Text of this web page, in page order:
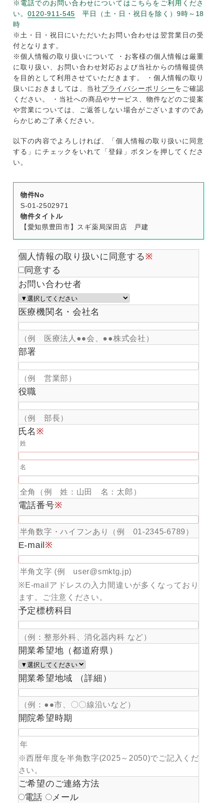
※電話でのお問い合わせについてはこちらをご利用くださ
い。 0120-911-545 平日（土・日・祝日を除く）9時～18
時
※土・日・祝日にいただいたお問い合わせは翌営業日の受
付となります。
※個人情報の取り扱いについて ・お客様の個人情報は厳重
に取り扱い、お問い合わせ対応および当社からの情報提供
を目的として利用させていただきます。 ・個人情報の取り
扱いにおきましては、当社プライバシーポリシーをご確認
ください。 ・当社への商品やサービス、物件などのご提案
や営業については、ご返答しない場合がございますのであ
らかじめご了承ください。
以下の内容でよろしければ、「個人情報の取り扱いに同意
する」にチェックをいれて「登録」ボタンを押してくださ
い。
物件No
S-01-2502971
物件タイトル
【愛知県豊田市】スギ薬局深田店 戸建
個人情報の取り扱いに同意する ※
同意する
お問い合わせ者
医療機関名・会社名
（例 医療法人●●会、●●株式会社）
部署
（例 営業部）
役職
（例 部長）
氏名 ※
姓
名
全角（例 姓：山田 名：太郎）
電話番号※
半角数字・ハイフンあり（例 01-2345-6789）
E-mail ※
半角文字 (例 user@smktg.jp)
※E-mailアドレスの入力間違いが多くなっており
ます。ご注意ください。
予定標榜科目
（例：整形外科、消化器内科 など）
開業希望地（都道府県）
開業希望地域 （詳細）
（例：●●市、〇〇線沿いなど）
開院希望時期
年
※西暦年度を半角数字(2025～2050)でご記入くだ
さい。
ご希望のご連絡方法
電話
メール